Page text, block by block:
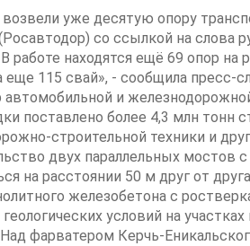
уже десятую опору
со ссылкой на слова
находятся ещё 69 опор на
115 свай», - сообщила пресс-
и
поставлено более 4,3 млн тонн
строительной техники и
двух параллельных
расстоянии 50 м друг от
железобетона с
условий на
фарватером Керчь-